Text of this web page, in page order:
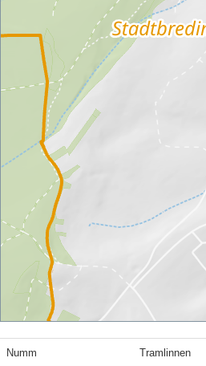
Numm Tramlinnen